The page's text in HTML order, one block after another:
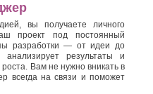
вы получаете личного
проект под постоянный
разработки — от идеи до
анализирует результаты и
Вам не нужно вникать в
всегда на связи и поможет